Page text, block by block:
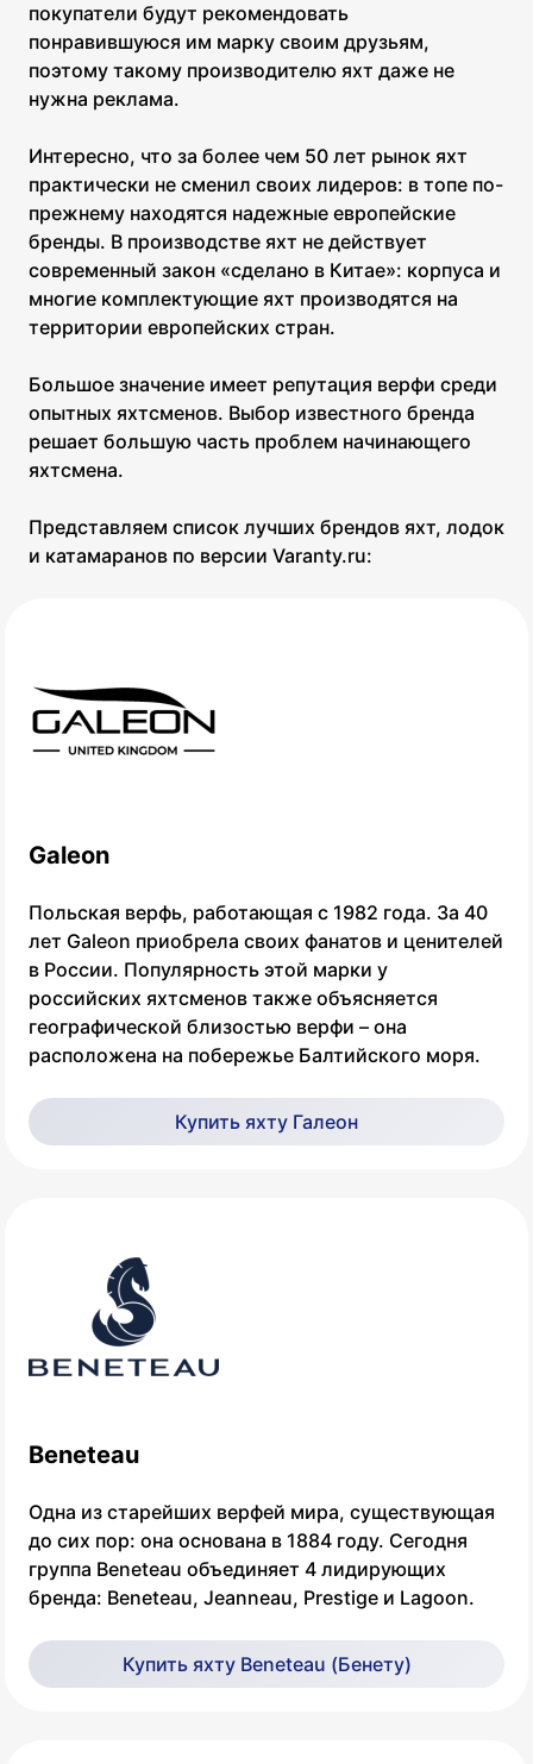
покупатели будут рекомендовать
понравившуюся им марку своим друзьям,
поэтому такому производителю яхт даже не
нужна реклама.
Интересно, что за более чем 50 лет рынок яхт
практически не сменил своих лидеров: в топе по-
прежнему находятся надежные европейские
бренды. В производстве яхт не действует
современный закон «сделано в Китае»: корпуса и
многие комплектующие яхт производятся на
территории европейских стран.
Большое значение имеет репутация верфи среди
опытных яхтсменов. Выбор известного бренда
решает большую часть проблем начинающего
яхтсмена.
Представляем список лучших брендов яхт, лодок
и катамаранов по версии Varanty.ru:
Galeon
Польская верфь, работающая с 1982 года. За 40
лет Galeon приобрела своих фанатов и ценителей
в России. Популярность этой марки у
российских яхтсменов также объясняется
географической близостью верфи – она
расположена на побережье Балтийского моря.
Купить яхту Галеон
Beneteau
Одна из старейших верфей мира, существующая
до сих пор: она основана в 1884 году. Сегодня
группа Beneteau объединяет 4 лидирующих
бренда: Beneteau, Jeanneau, Prestige и Lagoon.
Купить яхту Beneteau (Бенету)